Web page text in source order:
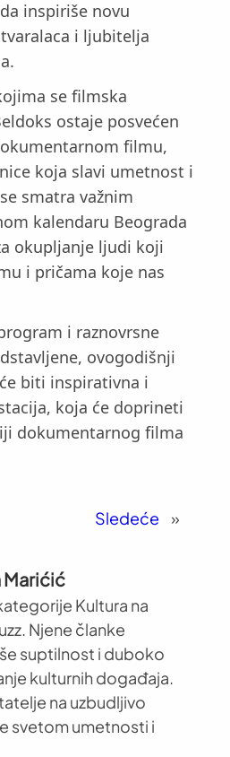
inspiriše novu
i ljubitelja
se filmska
ostaje posvećen
filmu,
koja slavi umetnost i
smatra važnim
kalendaru Beograda
okupljanje ljudi koji
i pričama koje nas
i raznovrsne
ovogodišnji
biti inspirativna i
koja će doprineti
dokumentarnog filma
Sledeće »
Marićić
Kultura na
Njene članke
suptilnost i duboko
kulturnih događaja.
na uzbudljivo
svetom umetnosti i